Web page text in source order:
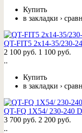
Купить
в закладки ›
QT-FIT5 2x14-35/230-
2 100 руб. 1 100 руб.
..
Купить
в закладки ›
QT-FQ 1X54/ 230-
3 700 руб. 2 200 руб.
..